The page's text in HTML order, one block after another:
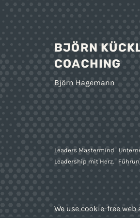
BJÖRN
COACHING
Björn Hagemann
Leaders Mastermind
Leadership mit Herz.
We use cookie-free